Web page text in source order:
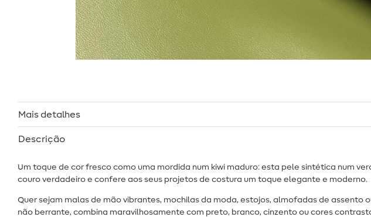
Mais detalhes
Descrição
Um toque de cor fresco como uma mordida num kiwi maduro: esta pele sintética num
couro verdadeiro e confere aos seus projetos de costura um toque elegante e moderno.
Quer sejam malas de mão vibrantes, mochilas da moda, estojos, almofadas de
não berrante, combina maravilhosamente com preto, branco, cinzento ou cores